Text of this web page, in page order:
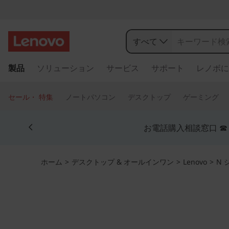
e
n
o
v
イ
ン
すべて
製品 ソリューション サービス サポート レノボ
セール・ 特集 ノートパソコン デスクトップ ゲーミング
お電話購入相談窓口
ホーム > デスクトップ & オールインワン > Lenovo > N